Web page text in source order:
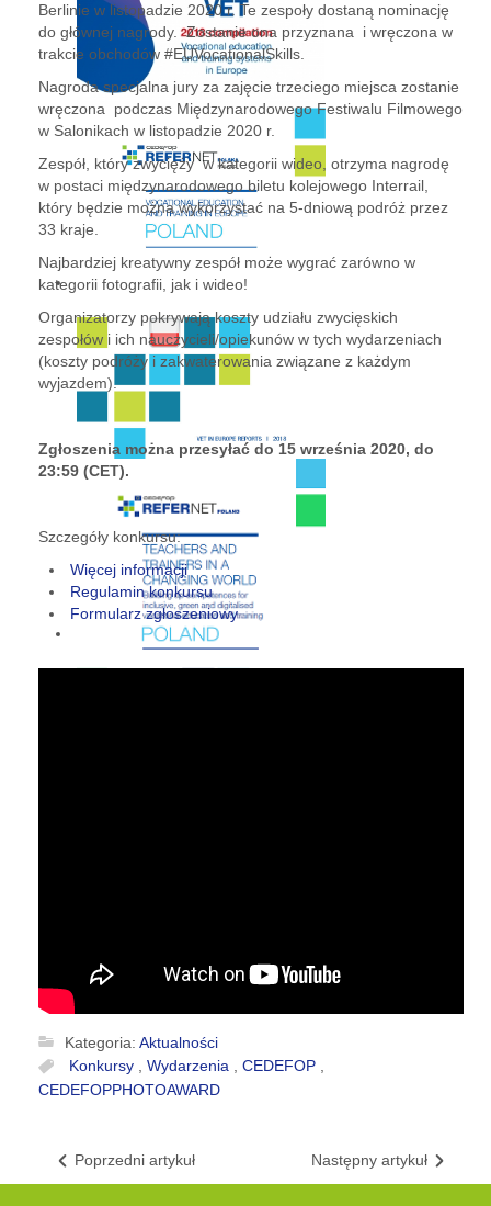
Berlinie w listopadzie 2020 r. Te zespoły dostaną nominację
do głównej nagrody. Zostanie ona przyznana i wręczona w
trakcie obchodów #EUVocationalSkills.
Nagroda specjalna jury za zajęcie trzeciego miejsca zostanie
wręczona podczas Międzynarodowego Festiwalu Filmowego
w Salonikach w listopadzie 2020 r.
Zespół, który zwycięży w kategorii wideo, otrzyma nagrodę
w postaci międzynarodowego biletu kolejowego Interrail,
który będzie można wykorzystać na 5-dniową podróż przez
33 kraje.
Najbardziej kreatywny zespół może wygrać zarówno w
kategorii fotografii, jak i wideo!
Organizatorzy pokrywają koszty udziału zwycięskich
zespołów i ich nauczycieli/opiekunów w tych wydarzeniach
(koszty podróży i zakwaterowania związane z każdym
wyjazdem).
Zgłoszenia można przesyłać do 15 września 2020, do
23:59 (CET).
Szczegóły konkursu:
Więcej informacji
Regulamin konkursu
Formularz zgłoszeniowy
Kategoria: Aktualności
Konkursy , Wydarzenia , CEDEFOP ,
CEDEFOPPHOTOAWARD
Poprzedni artykuł Następny artykuł